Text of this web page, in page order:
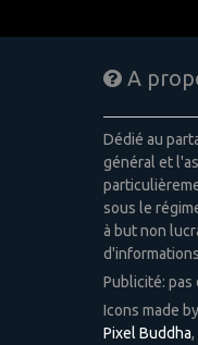
A
Dédié au
général et
sous le
à but non
Publicité: pas
Icons made by
Pixel Buddha,